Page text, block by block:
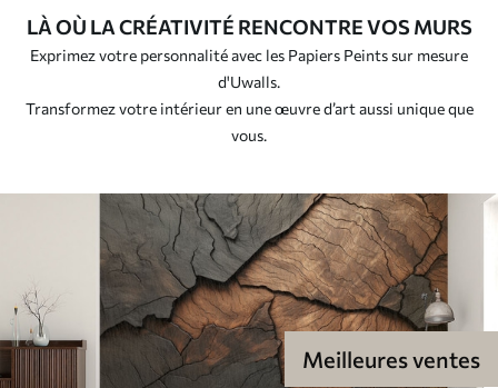
LÀ OÙ LA CRÉATIVITÉ RENCONTRE VOS MURS
Exprimez votre personnalité avec les Papiers Peints sur mesure
d'Uwalls.
Transformez votre intérieur en une œuvre d’art aussi unique que
vous.
Meilleures ventes